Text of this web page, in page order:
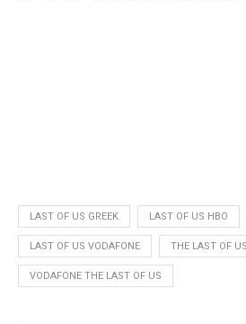
LAST OF US GREEK LAST OF US HBO
LAST OF US VODAFONE THE LAST OF
VODAFONE THE LAST OF US